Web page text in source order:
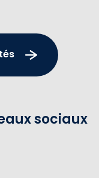
sociaux